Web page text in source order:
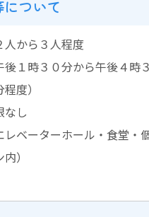
ついて
人から３人程度
後１時３０分から午後４時
度）
なし
レベーターホール・食堂・
）